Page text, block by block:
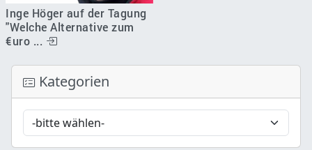
Inge Höger auf der Tagung
"Welche Alternative zum
€uro ...
Kategorien